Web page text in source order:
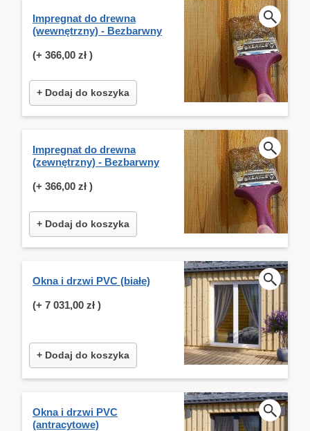
Impregnat do drewna
(wewnętrzny) - Bezbarwny
(+ 366,00 zł )
+ Dodaj do koszyka
Impregnat do drewna
(zewnętrzny) - Bezbarwny
(+ 366,00 zł )
+ Dodaj do koszyka
Okna i drzwi PVC (białe)
(+ 7 031,00 zł )
+ Dodaj do koszyka
Okna i drzwi PVC
(antracytowe)